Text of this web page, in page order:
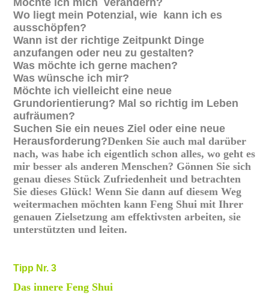
Möchte ich mich verändern?
Wo liegt mein Potenzial, wie kann ich es
ausschöpfen?
Wann ist der richtige Zeitpunkt Dinge
anzufangen oder neu zu gestalten?
Was möchte ich gerne machen?
Was wünsche ich mir?
Möchte ich vielleicht eine neue
Grundorientierung? Mal so richtig im Leben
aufräumen?
Suchen Sie ein neues Ziel oder eine neue
Herausforderung?Denken Sie auch mal darüber
nach, was habe ich eigentlich schon alles, wo geht es
mir besser als anderen Menschen? Gönnen Sie sich
genau dieses Stück Zufriedenheit und betrachten
Sie dieses Glück!Wenn Sie dann auf diesem Weg
weitermachen möchten kann Feng Shui mit Ihrer
genauen Zielsetzung am effektivsten arbeiten, sie
unterstützten und leiten.
Tipp Nr. 3
Das innere Feng Shui